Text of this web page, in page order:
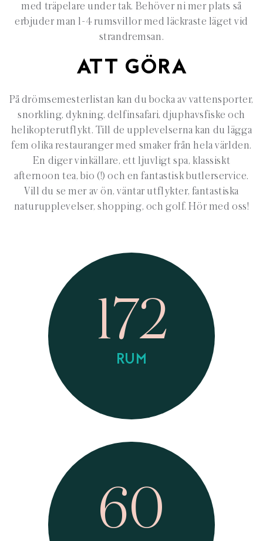
med träpelare under tak. Behöver ni mer plats så
erbjuder man 1-4 rumsvillor med läckraste läget vid
strandremsan.
ATT GÖRA
På drömsemesterlistan kan du bocka av vattensporter,
snorkling, dykning, delfinsafari, djuphavsfiske och
helikopterutflykt. Till de upplevelserna kan du lägga
fem olika restauranger med smaker från hela världen.
En diger vinkällare, ett ljuvligt spa, klassiskt
afternoon tea, bio (!) och en fantastisk butlerservice.
Vill du se mer av ön, väntar utflykter, fantastiska
naturupplevelser, shopping, och golf. Hör med oss!
172
RUM
60